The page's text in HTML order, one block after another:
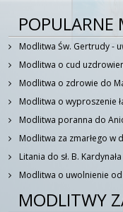
Modlitwa Św. Gertrudy -
Modlitwa o cud
Modlitwa o zdrowie do
Modlitwa o wyproszenie
Modlitwa poranna do
Modlitwa za zmarłego w
Litania do sł. B.
Modlitwa o uwolnienie
MODLITWY